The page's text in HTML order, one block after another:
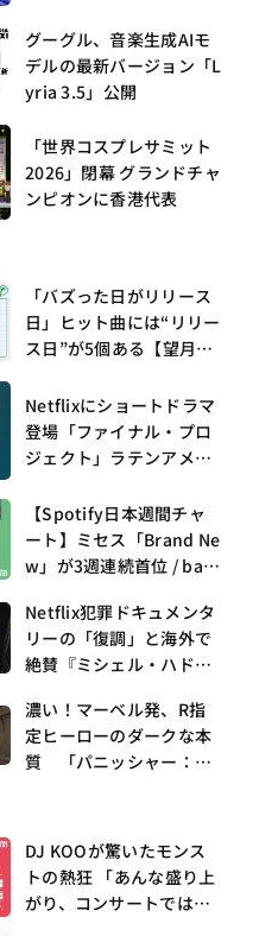
グーグル、音楽生成AIモ
デルの最新バージョン「L
yria 3.5」公開
「世界コスプレサミット
2026」閉幕 グランドチャ
ンピオンに香港代表
「バズった日がリリース
日」ヒット曲には“リリー
ス日”が5個ある【望月優
3】
Netflixにショートドラマ
登場「ファイナル・プロ
ジェクト」ラテンアメリ
第17回 観たいものが多
すぎる～稲垣貴俊の配信
時評
【Spotify日本週間チャ
ート】ミセス「Brand Ne
w」が3週連続首位 / bac
曲、King Gnu新曲「GO
GHOST」が初登場〜集計
期間：2026年7/24〜7/30
Netflix犯罪ドキュメンタ
リーの「復調」と海外で
絶賛『ミシェル・ハドリ
第16回 観たいものが多
すぎる～稲垣貴俊の配信
時評
濃い！マーベル発、R指
定ヒーローのダークな本
質 「パニッシャー：ワ
多すぎる～稲垣貴俊の配
信時評
DJ KOOが驚いたモンス
トの熱狂 「あんな盛り上
がり、コンサートでは絶